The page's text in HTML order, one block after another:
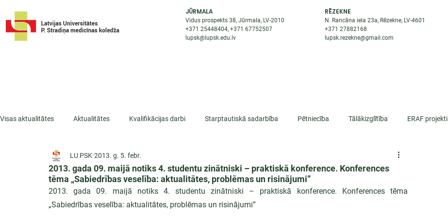
JŪRMALA
Vidus prospekts 38, Jūrmala, LV-2010
+371 25448404, +37167752507
lupsk@lupsk.edu.lv
RĒZEKNE
N. Rancāna iela 23a, Rēzekne, LV-4601
+37127882168
lupsk.rezekne@gmail.com
Visas aktualitātes Aktualitātes Kvalifikācijas darbi Starptautiskā sadarbība Pētniecība Tālākizglītība ERAF projekti
ESF projekti Iepazīsti profesiju
2013. gada 09. maijā notiks 4. studentu zinātniski – praktiskā konference. Konferences
tēma „Sabiedrības veselība: aktualitātes, problēmas un risinājumi”
LU PSK 2013. g. 5. febr.
2013. gada 09. maijā notiks 4. studentu zinātniski – praktiskā konference. Konferences tēma
„Sabiedrības veselība: aktualitātes, problēmas un risinājumi”